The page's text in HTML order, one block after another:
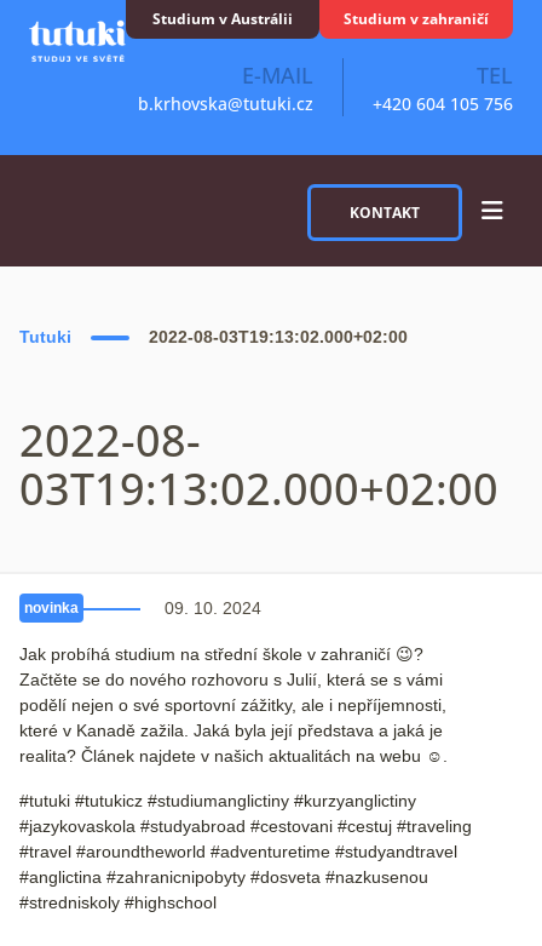
Studium v Austrálii Studium v zahraničí
E-MAIL
b.krhovska@tutuki.cz
TEL
+420 604 105 756
KONTAKT
Tutuki 2022-08-03T19:13:02.000+02:00
2022-08-
03T19:13:02.000+02:00
novinka 09. 10. 2024
Jak probíhá studium na střední škole v zahraničí 😉?
Začtěte se do nového rozhovoru s Julií, která se s vámi
podělí nejen o své sportovní zážitky, ale i nepříjemnosti,
které v Kanadě zažila. Jaká byla její představa a jaká je
realita? Článek najdete v našich aktualitách na webu ☺️.
#tutuki #tutukicz #studiumanglictiny #kurzyanglictiny
#jazykovaskola #studyabroad #cestovani #cestuj #traveling
#travel #aroundtheworld #adventuretime #studyandtravel
#anglictina #zahranicnipobyty #dosveta #nazkusenou
#stredniskoly #highschool